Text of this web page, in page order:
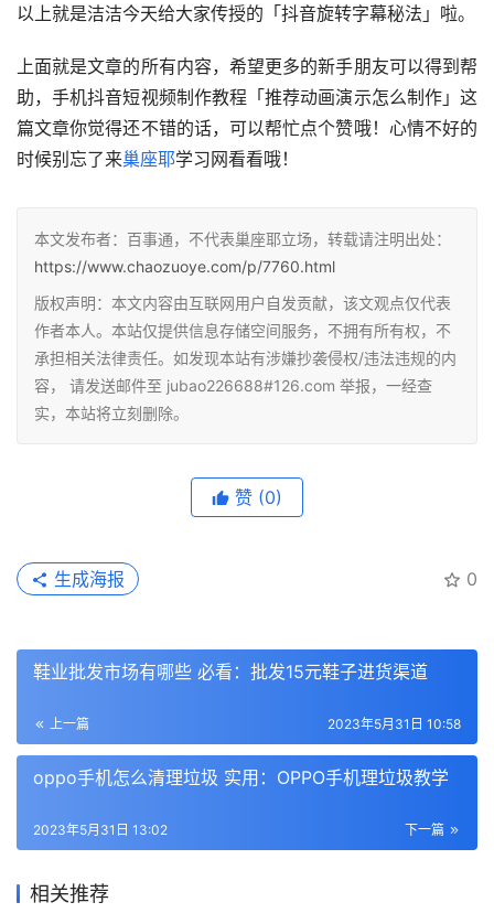
以上就是洁洁今天给大家传授的「抖音旋转字幕秘法」啦。
上面就是文章的所有内容，希望更多的新手朋友可以得到帮
助，手机抖音短视频制作教程「推荐动画演示怎么制作」这
篇文章你觉得还不错的话，可以帮忙点个赞哦！心情不好的
时候别忘了来巢座耶学习网看看哦！
本文发布者：百事通，不代表巢座耶立场，转载请注明出处：
https://www.chaozuoye.com/p/7760.html
版权声明：本文内容由互联网用户自发贡献，该文观点仅代表
作者本人。本站仅提供信息存储空间服务，不拥有所有权，不
承担相关法律责任。如发现本站有涉嫌抄袭侵权/违法违规的内
容， 请发送邮件至 jubao226688#126.com 举报，一经查
实，本站将立刻删除。
赞 (0)
0
生成海报
鞋业批发市场有哪些 必看：批发15元鞋子进货渠道
上一篇 2023年5月31日 10:58
oppo手机怎么清理垃圾 实用：OPPO手机理垃圾教学
下一篇
2023年5月31日 13:02
相关推荐